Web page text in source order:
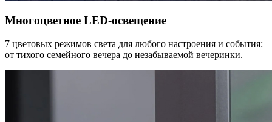
Многоцветное LED-освещение
7 цветовых режимов света для любого настроения и события:
от тихого семейного вечера до незабываемой вечеринки.